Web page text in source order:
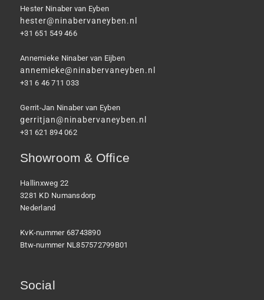
Hester Ninaber van Eyben
hester@ninabervaneyben.nl
+31 651 549 466
Annemieke Ninaber van Eijben
annemieke@ninabervaneyben.nl
+31 6 46 711 033
Gerrit-Jan Ninaber van Eyben
gerritjan@ninabervaneyben.nl
+31 621 894 062
Showroom & Office
Hallinxweg 22
3281 KD Numansdorp
Nederland
KvK-nummer 68743890
Btw-nummer NL857572799B01
Social